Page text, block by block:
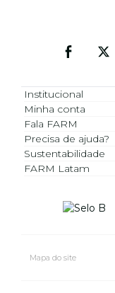
Institucional
Minha conta
Fala FARM
Precisa de ajuda?
Sustentabilidade
FARM Latam
Mapa do site